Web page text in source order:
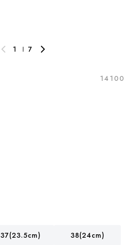
1 7
14100
37(23.5cm) 38(24cm)